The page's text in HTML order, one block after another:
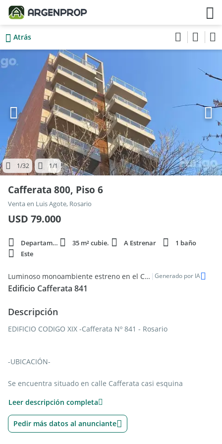
Atrás
1/32 1/1
Cafferata 800, Piso 6
Venta en Luis Agote, Rosario
USD 79.000
Departamento 35 m² cubie. A Estrenar
1 baño
Este
Luminoso monoambiente estreno en el Centro de Rosario | Generado por IA
Edificio Cafferata 841
Descripción
EDIFICIO CODIGO XIX -Cafferata Nº 841 - Rosario
-UBICACIÓN-
Se encuentra situado en calle Cafferata casi esquina
atraviesan la ciudad de Este a Oeste y a pocas cuadras de Av.
Francia y Bv. Avellaneda. Su cercanía a
Leer descripción completa
Pedir más datos al anunciante